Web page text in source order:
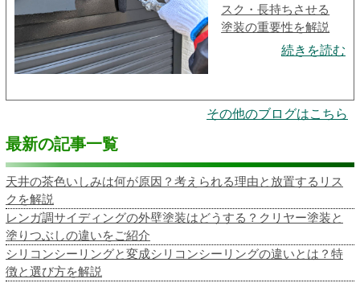
スク・長持ちさせる
塗装の重要性を解説
続きを読む
その他のブログはこちら
最新の記事一覧
天井の茶色いしみは何が原因？考えられる理由と放置するリス
クを解説
レンガ調サイディングの外壁塗装はどうする？クリヤー塗装と
塗りつぶしの違いをご紹介
シリコンシーリングと変成シリコンシーリングの違いとは？特
徴と選び方を解説